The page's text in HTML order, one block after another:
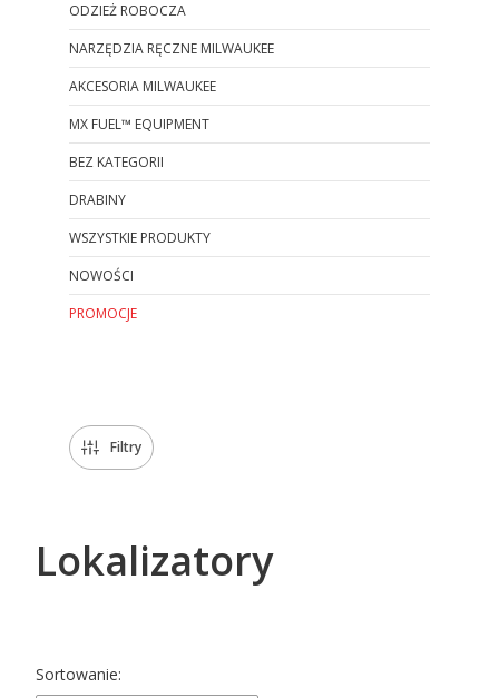
ODZIEŻ ROBOCZA
NARZĘDZIA RĘCZNE MILWAUKEE
AKCESORIA MILWAUKEE
MX FUEL™ EQUIPMENT
BEZ KATEGORII
DRABINY
WSZYSTKIE PRODUKTY
NOWOŚCI
PROMOCJE
Filtry
Lokalizatory
Lista produktów
Sortowanie: